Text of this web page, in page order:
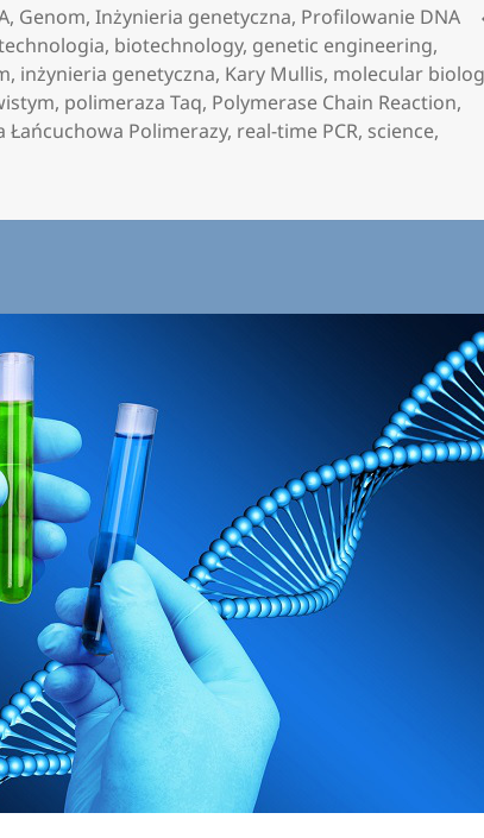
, Genom,Inżynieria genetyczna, Profilowanie DNA
, biotechnology, genetic engineering,
, inżynieria genetyczna, Kary Mullis, molecular
, polimeraza Taq, Polymerase Chain Reaction,
Łańcuchowa Polimerazy, real-time PCR, science,